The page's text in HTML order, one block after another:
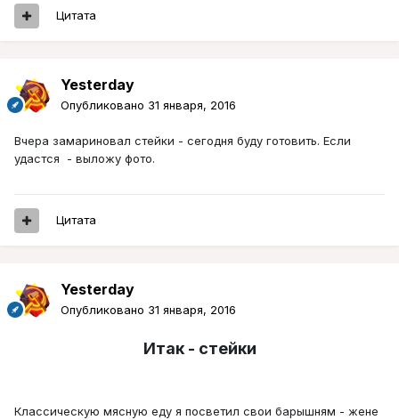
Цитата
Yesterday
Опубликовано 31 января, 2016
Вчера замариновал стейки - сегодня буду готовить. Если
удастся - выложу фото.
Цитата
Yesterday
Опубликовано 31 января, 2016
Итак - стейки
Классическую мясную еду я посветил свои барышням - жене